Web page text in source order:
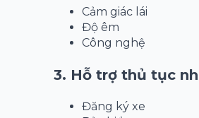
Cảm giác lái
Độ êm
Công nghệ
3. Hỗ trợ thủ tục
Đăng ký xe